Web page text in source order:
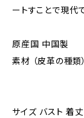
ートすことで現代
原産国 中国製
素材 （皮革の種類
サイズ バスト 着